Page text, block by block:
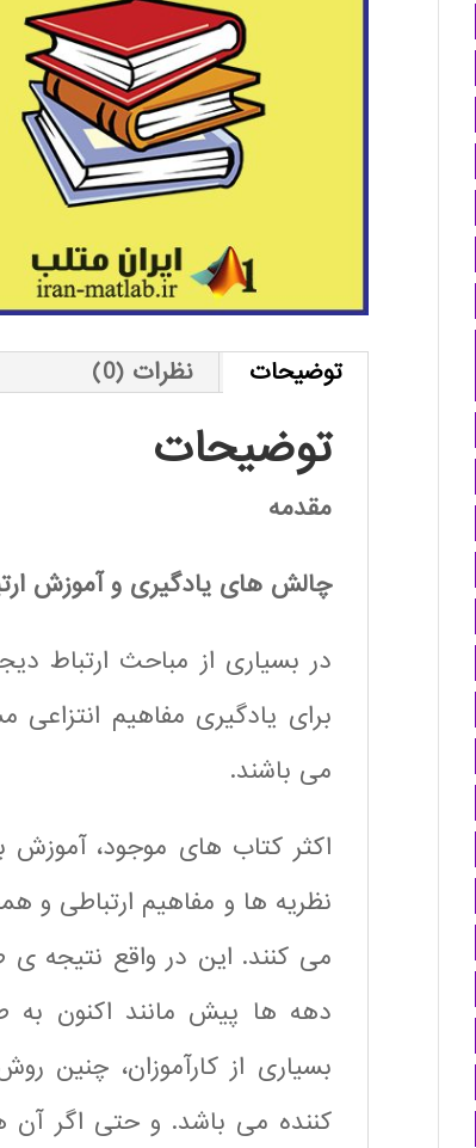
توضیحات نظرات (0)
توضیحات
مقدمه
چالش های یادگیری و آموزش
در بسیاری از مباحث ارتباط
برای یادگیری مفاهیم
می باشند.
اکثر کتاب های موجود،
نظریه ها و مفاهیم ارتباطی و
می کنند. این در واقع نتیجه ی
دهه ها پیش مانند اکنون به
بسیاری از کارآموزان، چنین
کننده می باشد. و حتی اگر آن